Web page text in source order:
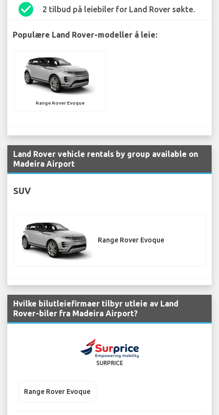
check_circle 2 tilbud på leiebiler for Land Rover søkte.
Populære Land Rover-modeller å leie:
Range Rover Evoque
Land Rover vehicle rentals by group available on
Madeira Airport
SUV
Range Rover Evoque
Hvilke bilutleiefirmaer tilbyr utleie av Land
Rover-biler fra Madeira Airport?
SURPRICE
Range Rover Evoque